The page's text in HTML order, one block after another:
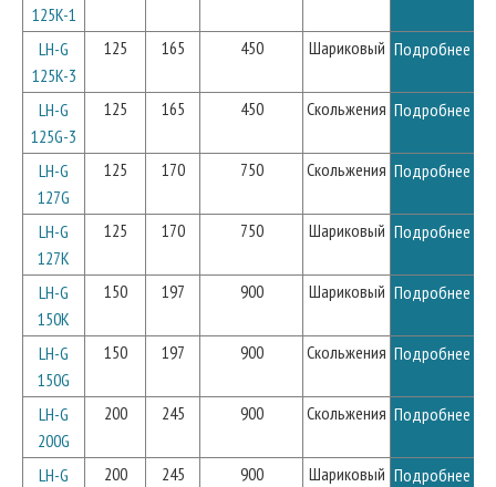
125K-1
LH-G
125K-3
125 165 450 Шариковый Подробнее
LH-G
125G-3
125 165 450 Скольжения Подробнее
LH-G
127G
125 170 750 Скольжения Подробнее
LH-G
127K
125 170 750 Шариковый Подробнее
LH-G
150K
150 197 900 Шариковый Подробнее
LH-G
150G
150 197 900 Скольжения Подробнее
LH-G
200G
200 245 900 Скольжения Подробнее
LH-G
200 245 900 Шариковый Подробнее